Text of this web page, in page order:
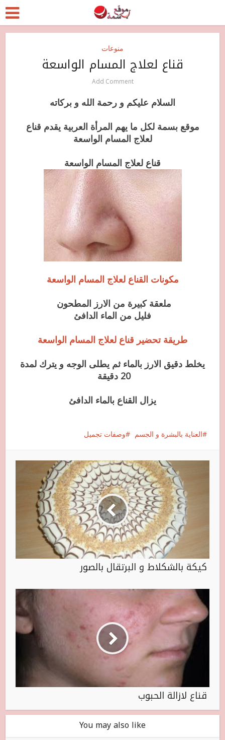
منوعات
قناع لعلاج المسام الواسعة
Add Comment
السلام عليكم و رحمة الله و بركاته
موقع بسمة لكل ما يهم المرأة العربية يقدم قناع
لعلاج المسام الواسعة
قناع لعلاج المسام الواسعة
مكونات القناع لعلاج المسام الواسعة
ملعقة كبيرة من الارز المطحون
فليل من الماء الدافئ
طريقة تحضير قناع لعلاج المسام الواسعة
يخلط دقيق الارز بالماء ثم يطلى الوجه و يترك لمدة
20 دقيقة
يزال القناع بالماء الدافئ
العناية بالبشرة و الجسم وصفات تجميل
كيكة بالشكلاط و البرتقال بالصور
قناع لازالة الحبوب
You may also like